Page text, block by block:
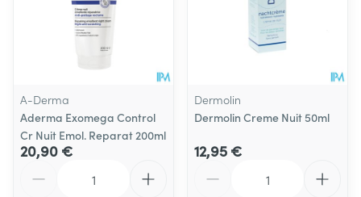
A-Derma
Aderma Exomega Control
Cr Nuit Emol. Reparat 200ml
20,90 €
Dermolin
Dermolin Creme Nuit 50ml
12,95 €